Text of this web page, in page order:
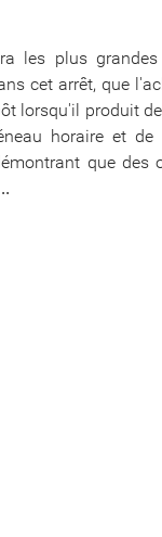
les plus
cet arrêt, que
lorsqu'il produit
horaire et de
que des
..